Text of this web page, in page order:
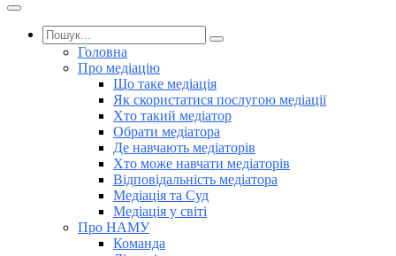
Головна
Про медіацію
Що таке медіація
Як скористатися послугою медіації
Хто такий медіатор
Обрати медіатора
Де навчають медіаторів
Хто може навчати медіаторів
Відповідальність медіатора
Медіація та Суд
Медіація у світі
Про НАМУ
Команда